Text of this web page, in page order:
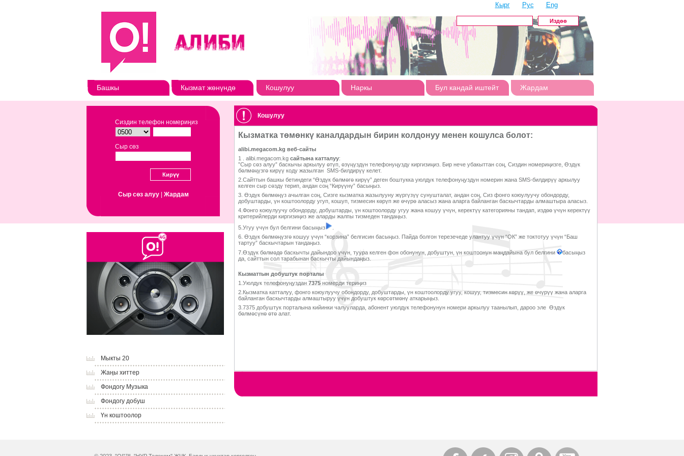
Кырг Рус Eng
Башкы Кызмат жөнүндө Кошулуу Наркы Бул кандай иштейт Жардам
Сиздин телефон номериңиз
Сыр сөз
Сыр сөз алуу| Жардам
Мыкты 20
Жаңы хиттер
Фондогу Музыка
Фондогу добуш
Үн коштоолор
Кошулуу